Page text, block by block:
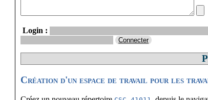
Login :
Création d'un espace de travail pour les